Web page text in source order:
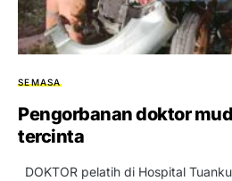
SEMASA
Pengorbanan doktor
tercinta
DOKTOR pelatih di Hospital